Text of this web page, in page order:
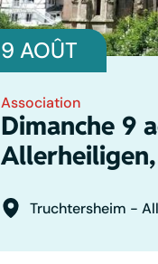
9 AOÛT
Association
Dimanche 9
Truchtersheim -